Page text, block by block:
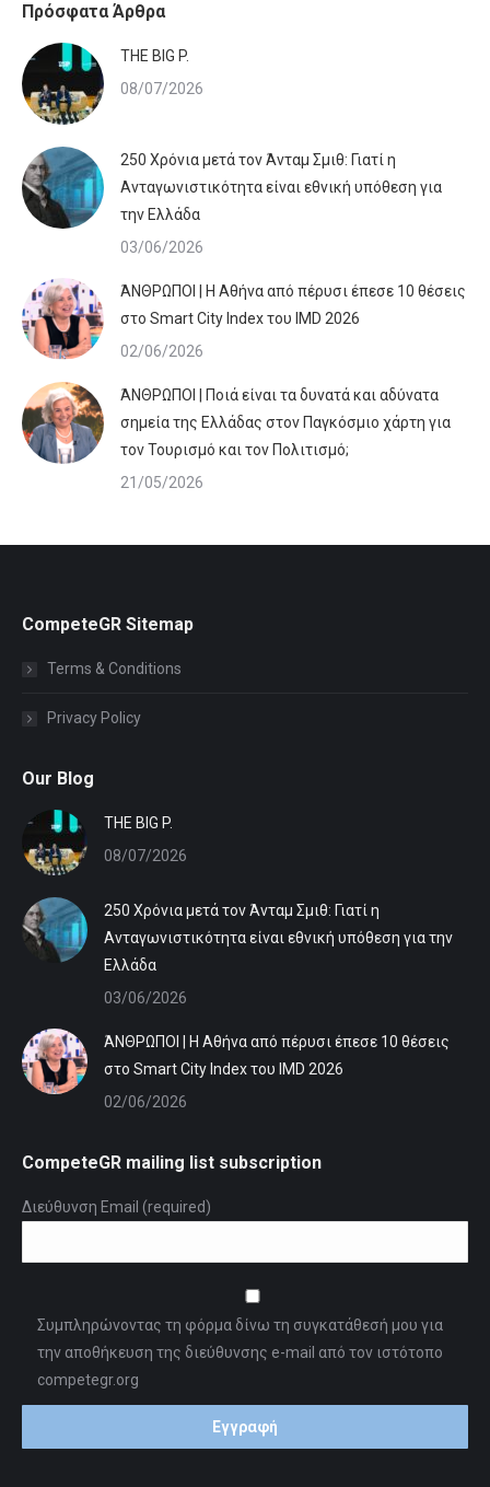
Πρόσφατα Άρθρα
ΤHE BIG P.
08/07/2026
250 Χρόνια μετά τον Άνταμ Σμιθ: Γιατί η
Ανταγωνιστικότητα είναι εθνική υπόθεση για
την Ελλάδα
03/06/2026
ΆΝΘΡΩΠΟΙ | Η Αθήνα από πέρυσι έπεσε 10 θέσεις
στο Smart City Index του IMD 2026
02/06/2026
ΆΝΘΡΩΠΟΙ | Ποιά είναι τα δυνατά και αδύνατα
σημεία της Ελλάδας στον Παγκόσμιο χάρτη για
τον Τουρισμό και τον Πολιτισμό;
21/05/2026
CompeteGR Sitemap
Terms & Conditions
Privacy Policy
Our Blog
ΤHE BIG P.
08/07/2026
250 Χρόνια μετά τον Άνταμ Σμιθ: Γιατί η
Ανταγωνιστικότητα είναι εθνική υπόθεση για την
Ελλάδα
03/06/2026
ΆΝΘΡΩΠΟΙ | Η Αθήνα από πέρυσι έπεσε 10 θέσεις
στο Smart City Index του IMD 2026
02/06/2026
CompeteGR mailing list subscription
Διεύθυνση Email (required)
Συμπληρώνοντας τη φόρμα δίνω τη συγκατάθεσή μου για
την αποθήκευση της διεύθυνσης e-mail από τον ιστότοπο
competegr.org